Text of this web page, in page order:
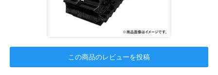
この商品のレビューを投稿